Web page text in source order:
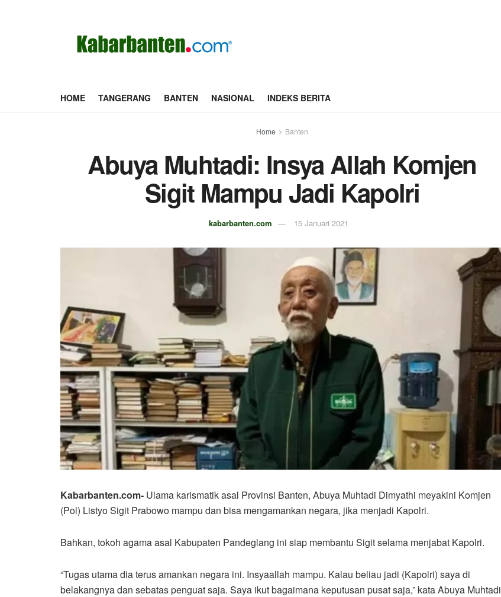
HOME TANGERANG BANTEN NASIONAL INDEKS BERITA
Home Banten
Abuya Muhtadi: Insya Allah Komjen
Sigit Mampu Jadi Kapolri
kabarbanten.com 15 Januari 2021
Kabarbanten.com- Ulama karismatik asal Provinsi Banten, Abuya Muhtadi Dimyathi meyakini Komjen
(Pol) Listyo Sigit Prabowo mampu dan bisa mengamankan negara, jika menjadi Kapolri.
Bahkan, tokoh agama asal Kabupaten Pandeglang ini siap membantu Sigit selama menjabat Kapolri.
“Tugas utama dia terus amankan negara ini. Insyaallah mampu. Kalau beliau jadi (Kapolri) saya di
belakangnya dan sebatas penguat saja. Saya ikut bagaimana keputusan pusat saja,” kata Abuya Muhtadi